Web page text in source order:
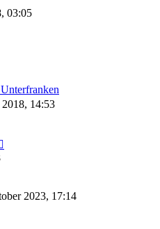
03:05
14:53
2023, 17:14